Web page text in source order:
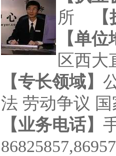
所
【单
区西大
【专长领域】
法 劳动争议
【业务电话】